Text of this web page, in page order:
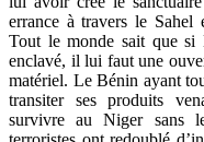
errance à travers le Sahel
Tout le monde sait que si
enclavé, il lui faut une
matériel. Le Bénin ayant
transiter ses produits
survivre au Niger sans